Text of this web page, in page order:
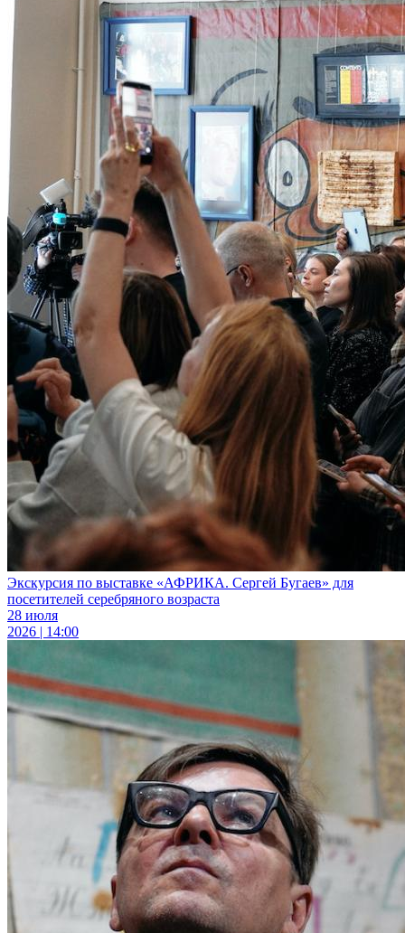
Экскурсия по выставке «АФРИКА. Сергей Бугаев» для
посетителей серебряного возраста
28 июля
2026 | 14:00